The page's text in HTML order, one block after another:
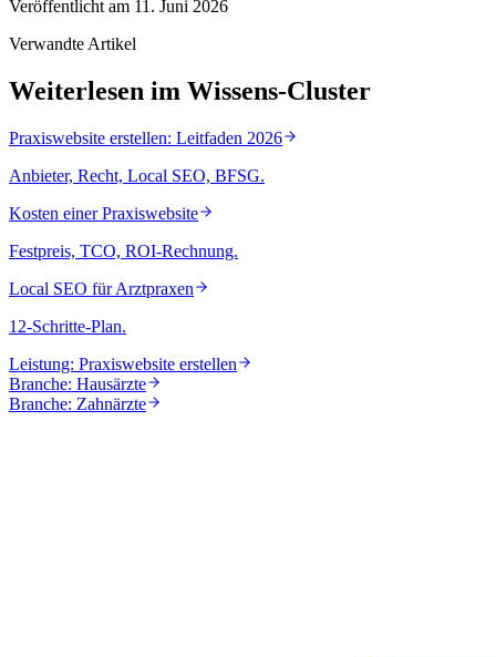
Veröffentlicht am 11. Juni 2026
Verwandte Artikel
Weiterlesen im Wissens-Cluster
Praxiswebsite erstellen: Leitfaden 2026
Anbieter, Recht, Local SEO, BFSG.
Kosten einer Praxiswebsite
Festpreis, TCO, ROI-Rechnung.
Local SEO für Arztpraxen
12-Schritte-Plan.
Leistung: Praxiswebsite erstellen
Branche: Hausärzte
Branche: Zahnärzte